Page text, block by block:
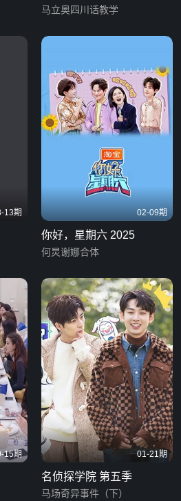
马立奥四川话教学
13期 02-09期
你好，星期六 2025
何炅谢娜合体
15期 01-21期
名侦探学院 第五季
马场奇异事件（下）